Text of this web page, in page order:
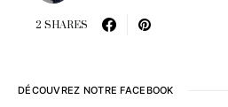
2 SHARES
DÉCOUVREZ NOTRE FACEBOOK